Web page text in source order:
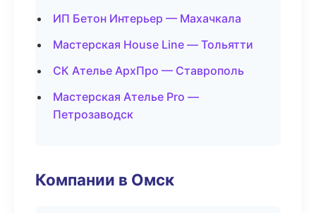
ИП Бетон Интерьер — Махачкала
Мастерская House Line — Тольятти
СК Ателье АрхПро — Ставрополь
Мастерская Ателье Pro —
Петрозаводск
Компании в Омск